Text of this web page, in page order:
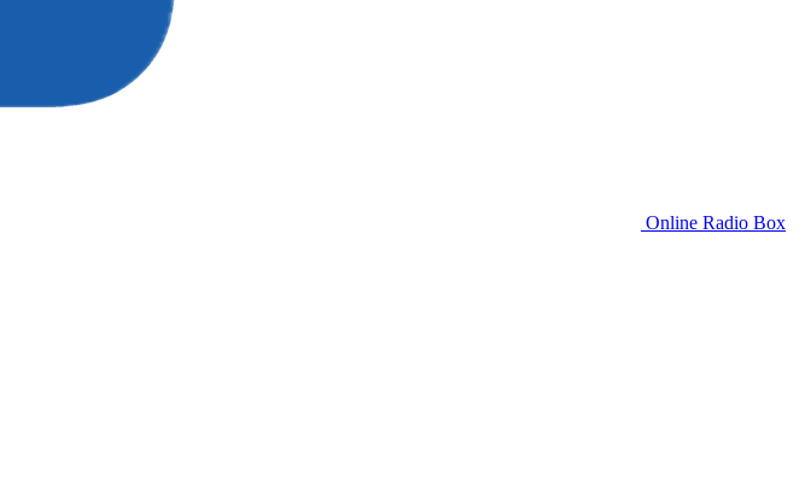
Online Radio Box